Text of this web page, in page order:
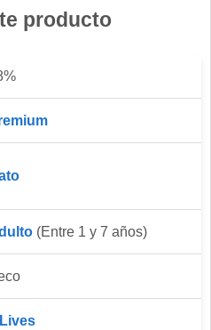
producto
(Entre 1 y 7 años)